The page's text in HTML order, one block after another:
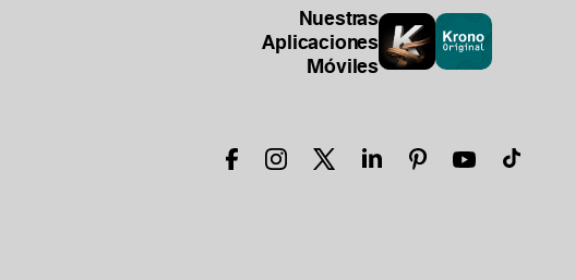
Nuestras
Aplicaciones
Móviles